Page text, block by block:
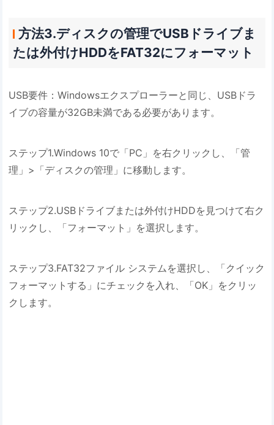
方法3.ディスクの管理でUSBドライブま
たは外付けHDDをFAT32にフォーマット
USB要件：Windowsエクスプローラーと同じ、USBドラ
イブの容量が32GB未満である必要があります。
ステップ1.Windows 10で「PC」を右クリックし、「管
理」>「ディスクの管理」に移動します。
ステップ2.USBドライブまたは外付けHDDを見つけて右ク
リックし、「フォーマット」を選択します。
ステップ3.FAT32ファイル システムを選択し、「クイック
フォーマットする」にチェックを入れ、「OK」をクリッ
クします。